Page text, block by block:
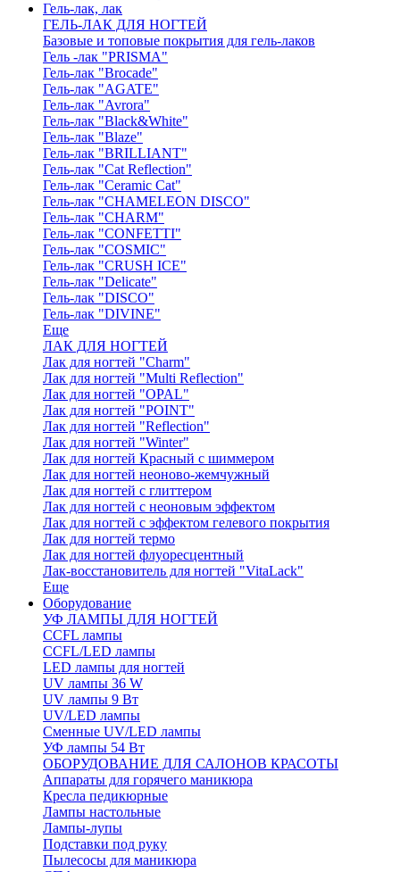
Гель-лак, лак
ГЕЛЬ-ЛАК ДЛЯ НОГТЕЙ
Базовые и топовые покрытия для гель-лаков
Гель -лак "PRISMA"
Гель-лак "Brocade"
Гель-лак "AGATE"
Гель-лак "Avrora"
Гель-лак "Black&White"
Гель-лак "Blaze"
Гель-лак "BRILLIANT"
Гель-лак "Cat Reflection"
Гель-лак "Ceramic Cat"
Гель-лак "CHAMELEON DISCO"
Гель-лак "CHARM"
Гель-лак "CONFETTI"
Гель-лак "COSMIC"
Гель-лак "CRUSH ICE"
Гель-лак "Delicate"
Гель-лак "DISCO"
Гель-лак "DIVINE"
Еще
ЛАК ДЛЯ НОГТЕЙ
Лак для ногтей "Charm"
Лак для ногтей "Multi Reflection"
Лак для ногтей "OPAL"
Лак для ногтей "POINT"
Лак для ногтей "Reflection"
Лак для ногтей "Winter"
Лак для ногтей Красный с шиммером
Лак для ногтей неоново-жемчужный
Лак для ногтей с глиттером
Лак для ногтей с неоновым эффектом
Лак для ногтей с эффектом гелевого покрытия
Лак для ногтей термо
Лак для ногтей флуоресцентный
Лак-восстановитель для ногтей "VitaLack"
Еще
Оборудование
УФ ЛАМПЫ ДЛЯ НОГТЕЙ
CCFL лампы
CCFL/LED лампы
LED лампы для ногтей
UV лампы 36 W
UV лампы 9 Вт
UV/LED лампы
Сменные UV/LED лампы
УФ лампы 54 Вт
ОБОРУДОВАНИЕ ДЛЯ САЛОНОВ КРАСОТЫ
Аппараты для горячего маникюра
Кресла педикюрные
Лампы настольные
Лампы-лупы
Подставки под руку
Пылесосы для маникюра